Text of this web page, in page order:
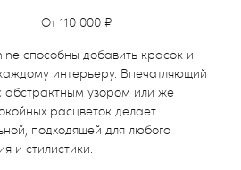
от 110 000 ₽
способны добавить красок и
интерьеру. Впечатляющий
абстрактным узором или же
расцветок делает
подходящей для любого
и стилистики.